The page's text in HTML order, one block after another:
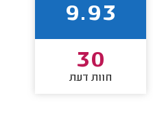
9.93
30
חוות דעת